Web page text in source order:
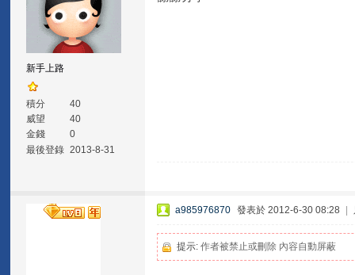
新手上路
積分
40
威望
40
金錢
0
最後登錄 2013-8-31
a985976870 發表於 2012-6-30 08:28
提示:作者被禁止或刪除 內容自動屏蔽